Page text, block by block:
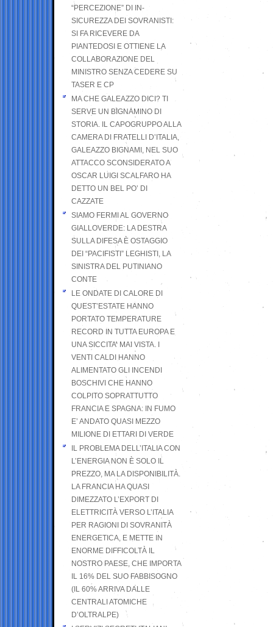
“PERCEZIONE” DI IN-
SICUREZZA DEI SOVRANISTI:
SI FA RICEVERE DA
PIANTEDOSI E OTTIENE LA
COLLABORAZIONE DEL
MINISTRO SENZA CEDERE SU
TASER E CP
MA CHE GALEAZZO DICI? TI
SERVE UN BIGNAMINO DI
STORIA. IL CAPOGRUPPO ALLA
CAMERA DI FRATELLI D’ITALIA,
GALEAZZO BIGNAMI, NEL SUO
ATTACCO SCONSIDERATO A
OSCAR LUIGI SCALFARO HA
DETTO UN BEL PO’ DI
CAZZATE
SIAMO FERMI AL GOVERNO
GIALLOVERDE: LA DESTRA
SULLA DIFESA È OSTAGGIO
DEI “PACIFISTI” LEGHISTI, LA
SINISTRA DEL PUTINIANO
CONTE
LE ONDATE DI CALORE DI
QUEST’ESTATE HANNO
PORTATO TEMPERATURE
RECORD IN TUTTA EUROPA E
UNA SICCITA’ MAI VISTA. I
VENTI CALDI HANNO
ALIMENTATO GLI INCENDI
BOSCHIVI CHE HANNO
COLPITO SOPRATTUTTO
FRANCIA E SPAGNA: IN FUMO
E’ ANDATO QUASI MEZZO
MILIONE DI ETTARI DI VERDE
IL PROBLEMA DELL’ITALIA CON
L’ENERGIA NON È SOLO IL
PREZZO, MA LA DISPONIBILITÀ.
LA FRANCIA HA QUASI
DIMEZZATO L’EXPORT DI
ELETTRICITÀ VERSO L’ITALIA
PER RAGIONI DI SOVRANITÀ
ENERGETICA, E METTE IN
ENORME DIFFICOLTÀ IL
NOSTRO PAESE, CHE IMPORTA
IL 16% DEL SUO FABBISOGNO
(IL 60% ARRIVA DALLE
CENTRALI ATOMICHE
D’OLTRALPE)